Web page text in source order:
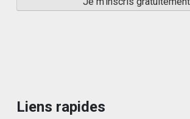
Liens rapides